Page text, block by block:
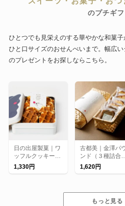
のプチギフ
ひとつでも見栄えのする華やかな和菓
ひと口サイズのおせんべいまで。幅広い
のプレゼントをお探しならこちら。
日の出屋製菓｜ワ
ッフルクッキー缶
/ プレーン・チー
ズ
1,330円
古都美｜金澤パ
ンド（３種詰合
せ）【ラッピング
不可】
1,620円
もっと見る